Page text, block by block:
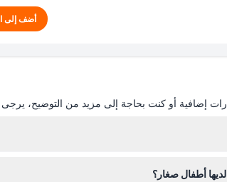
أضف إلى
إضافية أو كنت بحاجة إلى مزيد من التوضيح، يرجى
أطفال صغار؟